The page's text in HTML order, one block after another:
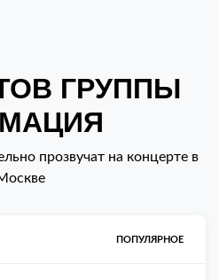
ГРУППЫ
прозвучат на концерте в
ПОПУЛЯРНОЕ